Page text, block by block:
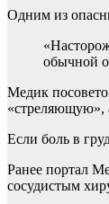
Одним из
обычной
Медик
«стреляющую»,
Если боль в
Ранее портал
сосудистым